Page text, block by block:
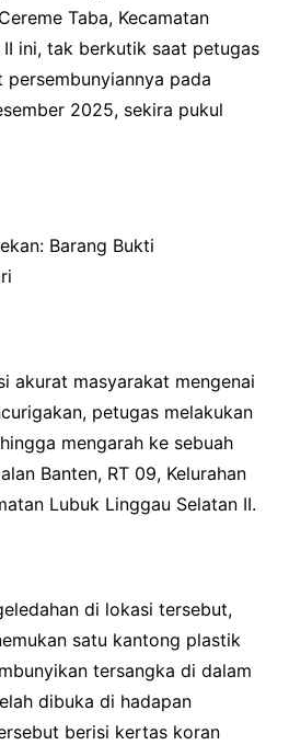
Taba, Kecamatan
ini, tak berkutik saat petugas
pada
2025, sekira pukul
Barang Bukti
akurat masyarakat mengenai
petugas melakukan
mengarah ke sebuah
Banten, RT 09, Kelurahan
Lubuk Linggau Selatan II.
di lokasi tersebut,
satu kantong plastik
tersangka di dalam
dibuka di hadapan
berisi kertas koran